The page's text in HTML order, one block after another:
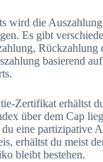
wird die Auszahlung
Es gibt
Rückzahlung
basierend
Zertifikat erhältst
über dem Cap
eine partizipative
erhältst du meist
bleibt bestehen.